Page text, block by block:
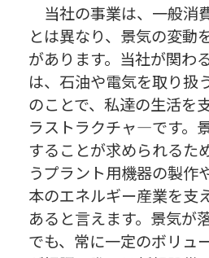
当社の事業は、一般消
とは異なり、景気の変動
があります。当社が関わ
は、石油や電気を取り扱
のことで、私達の生活を
ラストラクチャ―です。
することが求められるた
うプラント用機器の製作
本のエネルギー産業を支
あると言えます。景気が
でも、常に一定のボリュ